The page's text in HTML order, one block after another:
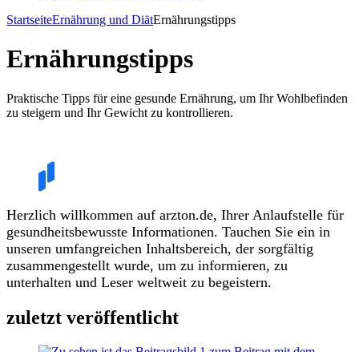
StartseiteErnährung und DiätErnährungstipps
Ernährungstipps
Praktische Tipps für eine gesunde Ernährung, um Ihr Wohlbefinden
zu steigern und Ihr Gewicht zu kontrollieren.
Herzlich willkommen auf arzton.de, Ihrer Anlaufstelle für
gesundheitsbewusste Informationen. Tauchen Sie ein in
unseren umfangreichen Inhaltsbereich, der sorgfältig
zusammengestellt wurde, um zu informieren, zu
unterhalten und Leser weltweit zu begeistern.
zuletzt veröffentlicht